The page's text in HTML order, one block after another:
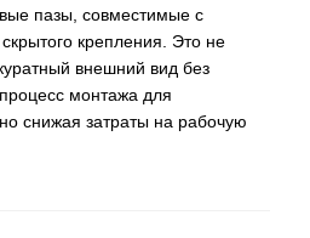
пазы, совместимые с
крепления. Это не
внешний вид без
монтажа для
снижая затраты на рабочую